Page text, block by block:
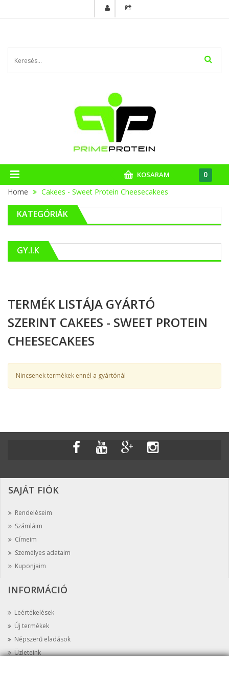
KOSARAM
0
Home
Cakees - Sweet Protein Cheesecakees
KATEGÓRIÁK
GY.I.K
TERMÉK LISTÁJA GYÁRTÓ
SZERINT CAKEES - SWEET PROTEIN
CHEESECAKEES
Nincsenek termékek ennél a gyártónál
SAJÁT FIÓK
Rendeléseim
Számláim
Címeim
Személyes adataim
Kuponjaim
INFORMÁCIÓ
Leértékelések
Új termékek
Népszerű eladások
Üzleteink